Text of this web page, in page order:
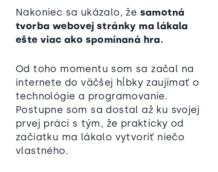
Nakoniec sa ukázalo, že samotná
tvorba webovej stránky ma lákala
ešte viac ako spomínaná hra.
Od toho momentu som sa začal na
internete do väčšej hĺbky zaujímať o
technológie a programovanie.
Postupne som sa dostal až ku svojej
prvej práci s tým, že prakticky od
začiatku ma lákalo vytvoriť niečo
vlastného.